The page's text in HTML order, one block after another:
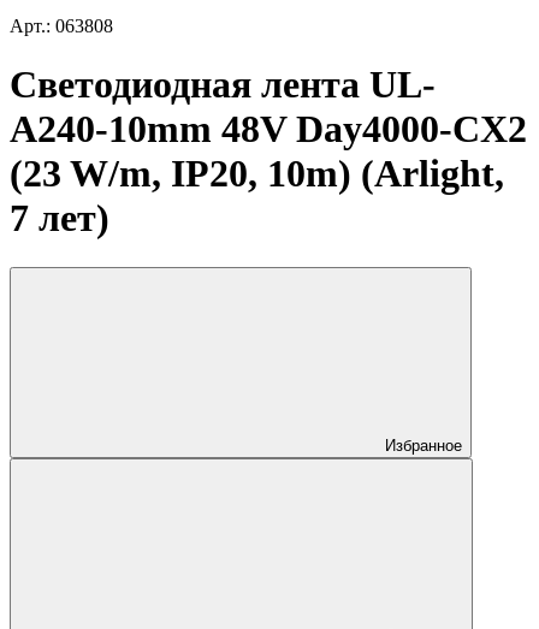
Арт.: 063808
Светодиодная лента UL-
A240-10mm 48V Day4000-CX2
(23 W/m, IP20, 10m) (Arlight,
7 лет)
Избранное